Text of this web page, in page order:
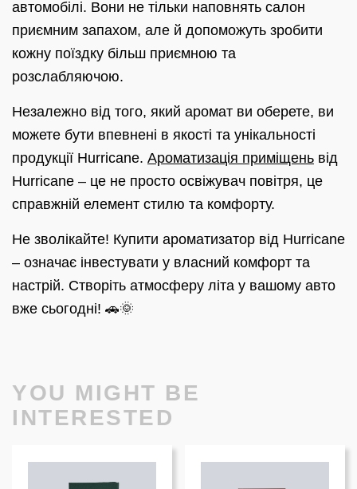
автомобілі. Вони не тільки наповнять салон
приємним запахом, але й допоможуть зробити
кожну поїздку більш приємною та
розслабляючою.
Незалежно від того, який аромат ви оберете, ви
можете бути впевнені в якості та унікальності
продукції Hurricane. Ароматизація приміщень від
Hurricane – це не просто освіжувач повітря, це
справжній елемент стилю та комфорту.
Не зволікайте! Купити ароматизатор від Hurricane
– означає інвестувати у власний комфорт та
настрій. Створіть атмосферу літа у вашому авто
вже сьогодні! 🚗🌞
YOU MIGHT BE
INTERESTED